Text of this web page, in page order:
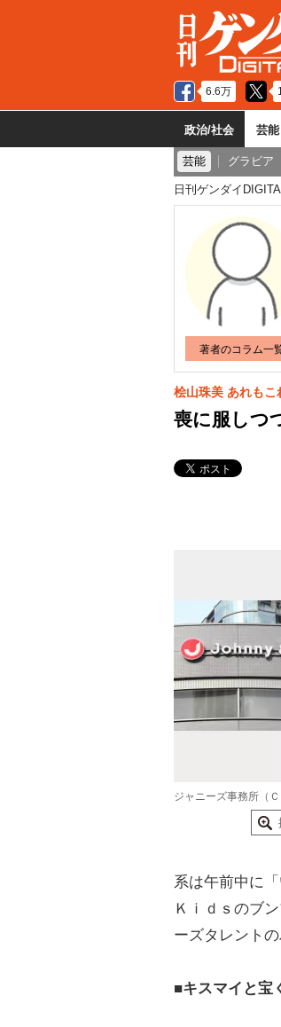
6.6万
政治/社会 芸能
芸能 グラビア
日刊ゲンダイ
著者のコラム一
桧山珠美 あれもこ
喪に服しつ
ジャニーズ事務所（
系は午前中に
Ｋｉｄｓのブ
ーズタレント
■キスマイと宝